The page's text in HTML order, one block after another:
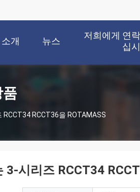
개 뉴스
저희에게 연
십
RCCT36을 ROTAMASS
시리즈 RCCT34